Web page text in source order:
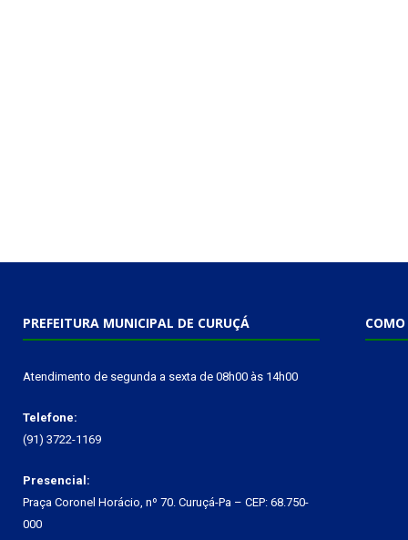
PREFEITURA MUNICIPAL DE CURUÇÁ
Atendimento de segunda a sexta de 08h00 às 14h00
Telefone:
(91) 3722-1169
Presencial:
Praça Coronel Horácio, nº 70. Curuçá-Pa – CEP: 68.750-
000
COMO